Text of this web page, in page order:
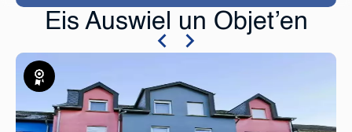
Eis Auswiel un Objet’en
Exklusiv